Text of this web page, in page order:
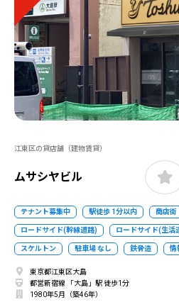
江東区の貸店舗（建物賃貸）
ムサシヤビル
テナント募集中 駅徒歩 1分以内 商店街
ロードサイド(幹線道路) ロードサイド(生活
スケルトン 駐車場 なし 鉄骨造 情
東京都江東区大島
都営新宿線 「大島」駅 徒歩1分
1980年5月（築46年）